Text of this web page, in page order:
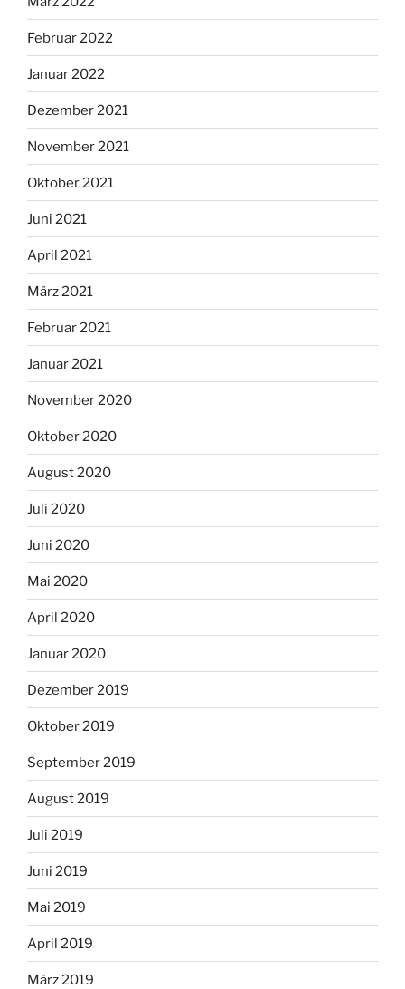
Februar 2022
Januar 2022
Dezember 2021
November 2021
Oktober 2021
Juni 2021
April 2021
März 2021
Februar 2021
Januar 2021
November 2020
Oktober 2020
August 2020
Juli 2020
Juni 2020
Mai 2020
April 2020
Januar 2020
Dezember 2019
Oktober 2019
September 2019
August 2019
Juli 2019
Juni 2019
Mai 2019
April 2019
März 2019